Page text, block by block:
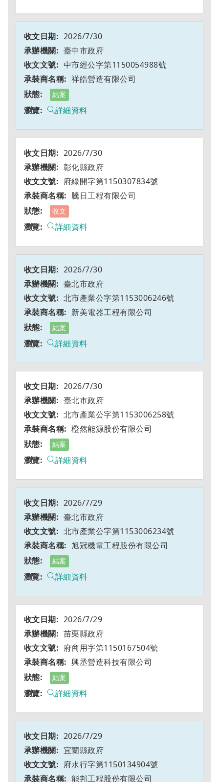
2026/7/30
臺中市政府
中市經公字第1150054988號
祥皓營造有限公司
結案
詳細資料
2026/7/30
彰化縣政府
府綠開字第1150307834號
騰日工程有限公司
收文
詳細資料
2026/7/30
臺北市政府
北市產業公字第1153006246號
新美電器工程有限公司
結案
詳細資料
2026/7/30
臺北市政府
北市產業公字第1153006258號
橙然能源股份有限公司
結案
詳細資料
2026/7/29
臺北市政府
北市產業公字第1153006234號
旭冠機電工程股份有限公司
結案
詳細資料
2026/7/29
苗栗縣政府
府商用字第1150167504號
興丞營造科技有限公司
結案
詳細資料
2026/7/29
宜蘭縣政府
府水行字第1150134904號
能邦工程股份有限公司